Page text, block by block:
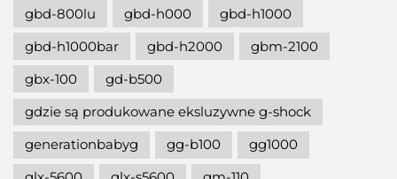
gbd-800lu
gbd-h000
gbd-h1000
gbd-h1000bar
gbd-h2000
gbm-2100
gbx-100
gd-b500
gdzie są produkowane eksluzywne g-shock
generationbabyg
gg-b100
gg1000